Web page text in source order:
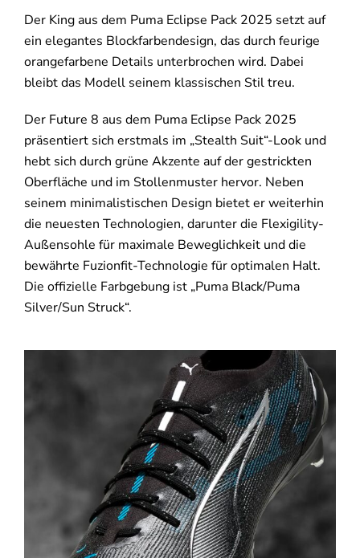
Der King aus dem Puma Eclipse Pack 2025 setzt auf
ein elegantes Blockfarbendesign, das durch feurige
orangefarbene Details unterbrochen wird. Dabei
bleibt das Modell seinem klassischen Stil treu.
Der Future 8 aus dem Puma Eclipse Pack 2025
präsentiert sich erstmals im „Stealth Suit“-Look und
hebt sich durch grüne Akzente auf der gestrickten
Oberfläche und im Stollenmuster hervor. Neben
seinem minimalistischen Design bietet er weiterhin
die neuesten Technologien, darunter die Flexigility-
Außensohle für maximale Beweglichkeit und die
bewährte Fuzionfit-Technologie für optimalen Halt.
Die offizielle Farbgebung ist „Puma Black/Puma
Silver/Sun Struck“.